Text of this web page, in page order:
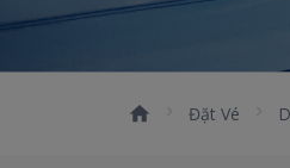
Đặt Vé